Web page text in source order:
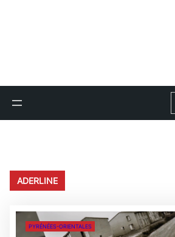
ADERLINE
PYRÉNÉES-ORIENTALES